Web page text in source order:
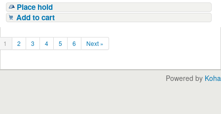
Place hold
Add to cart
1 2 3 4 5 6 Next »
Powered by Koha